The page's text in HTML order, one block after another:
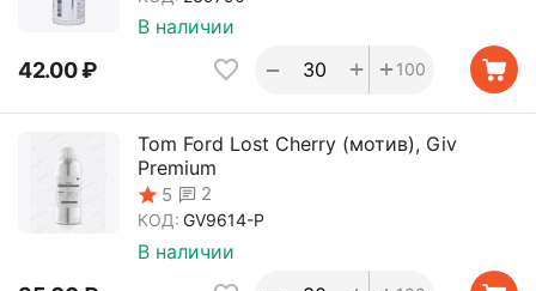
В наличии
42.00₽ + 100
+
−
Tom Ford Lost Cherry (мотив), Giv
Premium
5 2
КОД: GV9614-P
В наличии